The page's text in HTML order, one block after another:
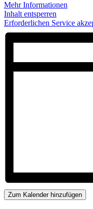
Mehr Informationen
Inhalt entsperren
Erforderlichen Service
Zum Kalender hinzufügen